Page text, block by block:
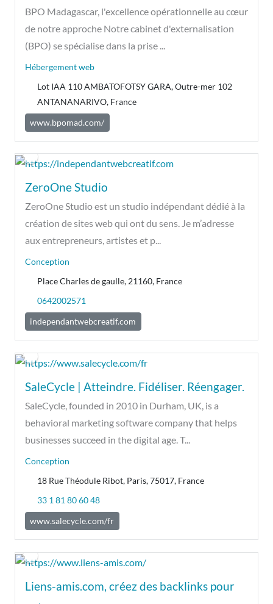
BPO Madagascar, l'excellence opérationnelle au cœur
de notre approche Notre cabinet d'externalisation
(BPO) se spécialise dans la prise ...
Hébergement web
Lot IAA 110 AMBATOFOTSY GARA, Outre-mer 102
ANTANANARIVO, France
www.bpomad.com/
ZeroOne Studio
ZeroOne Studio est un studio indépendant dédié à la
création de sites web qui ont du sens. Je m’adresse
aux entrepreneurs, artistes et p...
Conception
Place Charles de gaulle, 21160, France
0642002571
independantwebcreatif.com
SaleCycle | Atteindre. Fidéliser. Réengager.
SaleCycle, founded in 2010 in Durham, UK, is a
behavioral marketing software company that helps
businesses succeed in the digital age. T...
Conception
18 Rue Théodule Ribot, Paris, 75017, France
33 1 81 80 60 48
www.salecycle.com/fr
Liens-amis.com, créez des backlinks pour